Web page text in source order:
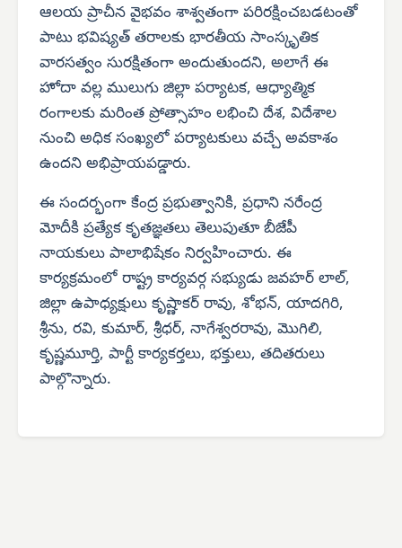
ఆలయ ప్రాచీన వైభవం శాశ్వతంగా పరిరక్షించబడటంతో
పాటు భవిష్యత్ తరాలకు భారతీయ సాంస్కృతిక
వారసత్వం సురక్షితంగా అందుతుందని, అలాగే ఈ
హోదా వల్ల ములుగు జిల్లా పర్యాటక, ఆధ్యాత్మిక
రంగాలకు మరింత ప్రోత్సాహం లభించి దేశ, విదేశాల
నుంచి అధిక సంఖ్యలో పర్యాటకులు వచ్చే అవకాశం
ఉందని అభిప్రాయపడ్డారు.
ఈ సందర్భంగా కేంద్ర ప్రభుత్వానికి, ప్రధాని నరేంద్ర
మోదీకి ప్రత్యేక కృతజ్ఞతలు తెలుపుతూ బీజేపీ
నాయకులు పాలాభిషేకం నిర్వహించారు. ఈ
కార్యక్రమంలో రాష్ట్ర కార్యవర్గ సభ్యుడు జవహర్ లాల్,
జిల్లా ఉపాధ్యక్షులు కృష్ణాకర్ రావు, శోభన్, యాదగిరి,
శ్రీను, రవి, కుమార్, శ్రీధర్, నాగేశ్వరరావు, మొగిలి,
కృష్ణమూర్తి, పార్టీ కార్యకర్తలు, భక్తులు, తదితరులు
పాల్గొన్నారు.